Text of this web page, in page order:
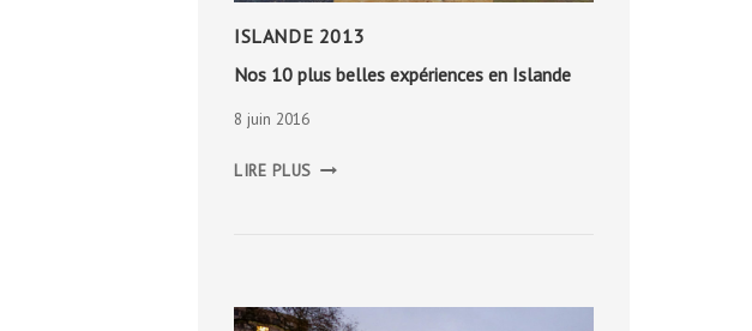
ISLANDE 2013
Nos 10 plus belles expériences en Islande
8 juin 2016
LIRE PLUS